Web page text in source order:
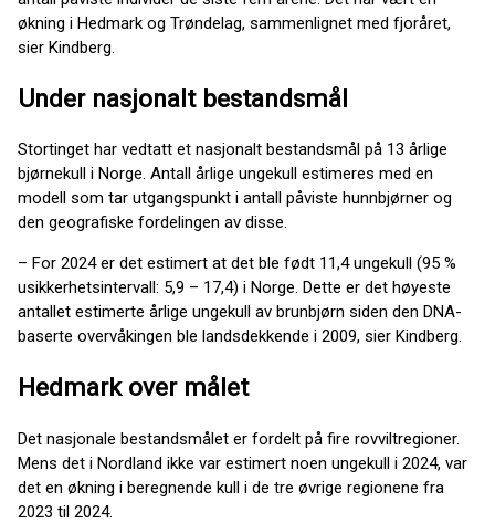
økning i Hedmark og Trøndelag, sammenlignet med fjoråret,
sier Kindberg.
Under nasjonalt bestandsmål
Stortinget har vedtatt et nasjonalt bestandsmål på 13 årlige
bjørnekull i Norge. Antall årlige ungekull estimeres med en
modell som tar utgangspunkt i antall påviste hunnbjørner og
den geografiske fordelingen av disse.
– For 2024 er det estimert at det ble født 11,4 ungekull (95 %
usikkerhetsintervall: 5,9 – 17,4) i Norge. Dette er det høyeste
antallet estimerte årlige ungekull av brunbjørn siden den DNA-
baserte overvåkingen ble landsdekkende i 2009, sier Kindberg.
Hedmark over målet
Det nasjonale bestandsmålet er fordelt på fire rovviltregioner.
Mens det i Nordland ikke var estimert noen ungekull i 2024, var
det en økning i beregnende kull i de tre øvrige regionene fra
2023 til 2024.